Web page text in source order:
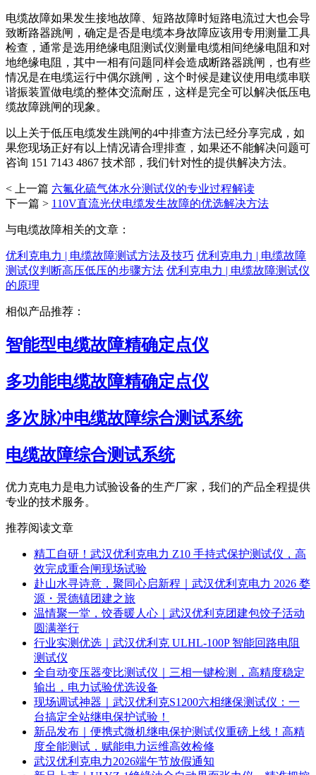
电缆故障如果发生接地故障、短路故障时短路电流过大也会导
致断路器跳闸，确定是否是电缆本身故障应该用专用测量工具
检查，通常是选用绝缘电阻测试仪测量电缆相间绝缘电阻和对
地绝缘电阻，其中一相有问题同样会造成断路器跳闸，也有些
情况是在电缆运行中偶尔跳闸，这个时候是建议使用电缆串联
谐振装置做电缆的整体交流耐压，这样是完全可以解决低压电
缆故障跳闸的现象。
以上关于低压电缆发生跳闸的4中排查方法已经分享完成，如
果您现场正好有以上情况请合理排查，如果还不能解决问题可
咨询 151 7143 4867 技术部，我们针对性的提供解决方法。
< 上一篇 六氟化硫气体水分测试仪的专业过程解读
下一篇 > 110V直流光伏电缆发生故障的优选解决方法
与电缆故障相关的文章：
优利克电力 | 电缆故障测试方法及技巧 优利克电力 | 电缆故障
测试仪判断高压低压的步骤方法 优利克电力 | 电缆故障测试仪
的原理
相似产品推荐：
智能型电缆故障精确定点仪
多功能电缆故障精确定点仪
多次脉冲电缆故障综合测试系统
电缆故障综合测试系统
优力克电力是电力试验设备的生产厂家，我们的产品全程提供
专业的技术服务。
推荐阅读文章
精工自研！武汉优利克电力 Z10 手持式保护测试仪，高
效完成重合闸现场试验
赴山水寻诗意，聚同心启新程｜武汉优利克电力 2026 婺
源・景德镇团建之旅
温情聚一堂，饺香暖人心｜武汉优利克团建包饺子活动
圆满举行
行业实测优选｜武汉优利克 ULHL-100P 智能回路电阻
测试仪
全自动变压器变比测试仪｜三相一键检测，高精度稳定
输出，电力试验优选设备
现场调试神器｜武汉优利克S1200六相继保测试仪：一
台搞定全站继电保护试验！
新品发布｜便携式微机继电保护测试仪重磅上线！高精
度全能测试，赋能电力运维高效检修
武汉优利克电力2026端午节放假通知